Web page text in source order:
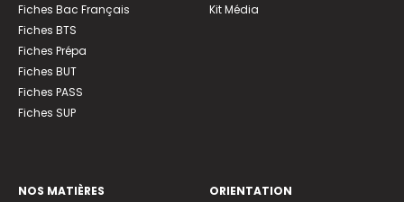
Fiches Bac Français
Fiches BTS
Fiches Prépa
Fiches BUT
Fiches PASS
Fiches SUP
Kit Média
NOS MATIÈRES
ORIENTATION